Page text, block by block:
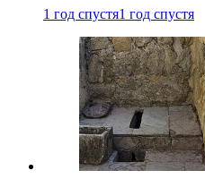
1 год спустя1 год спустя